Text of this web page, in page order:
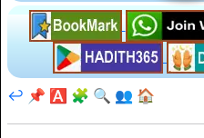
🏠
👥
🔍
🧩
🅰️
📌
↩️